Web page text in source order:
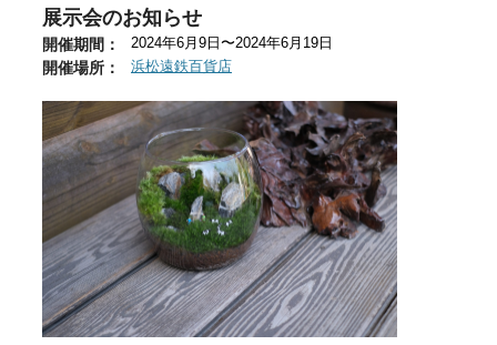
展示会のお知らせ
開催期間： 2024年6月9日〜2024年6月19日
開催場所： 浜松遠鉄百貨店